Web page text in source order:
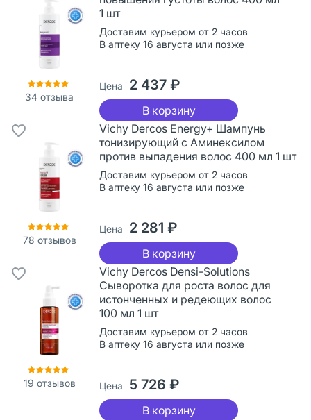
34 отзыва
1 шт
Доставим курьером от 2 часов
В аптеку 16 августа или позже
Цена 2 437 ₽
В корзину
78 отзывов
Vichy Dercos Energy+ Шампунь
тонизирующий с Аминексилом
против выпадения волос 400 мл 1 шт
Доставим курьером от 2 часов
В аптеку 16 августа или позже
Цена 2 281 ₽
В корзину
19 отзывов
Vichy Dercos Densi-Solutions
Сыворотка для роста волос для
истонченных и редеющих волос
100 мл 1 шт
Доставим курьером от 2 часов
В аптеку 16 августа или позже
Цена 5 726 ₽
В корзину